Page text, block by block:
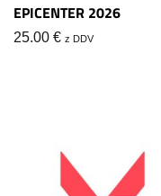
EPICENTER 2026
25.00 € z DDV